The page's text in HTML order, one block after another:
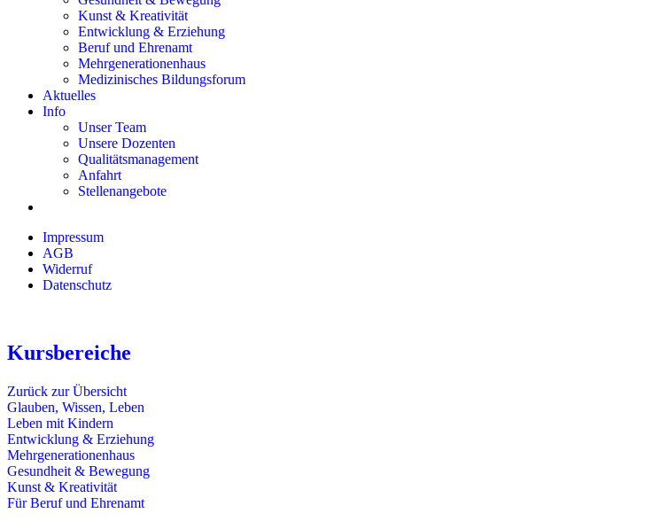
Kunst & Kreativität
Entwicklung & Erziehung
Beruf und Ehrenamt
Mehrgenerationenhaus
Medizinisches Bildungsforum
Aktuelles
Info
Unser Team
Unsere Dozenten
Qualitätsmanagement
Anfahrt
Stellenangebote
Impressum
AGB
Widerruf
Datenschutz
Kursbereiche
Zurück zur Übersicht
Glauben, Wissen, Leben
Leben mit Kindern
Entwicklung & Erziehung
Mehrgenerationenhaus
Gesundheit & Bewegung
Kunst & Kreativität
Für Beruf und Ehrenamt